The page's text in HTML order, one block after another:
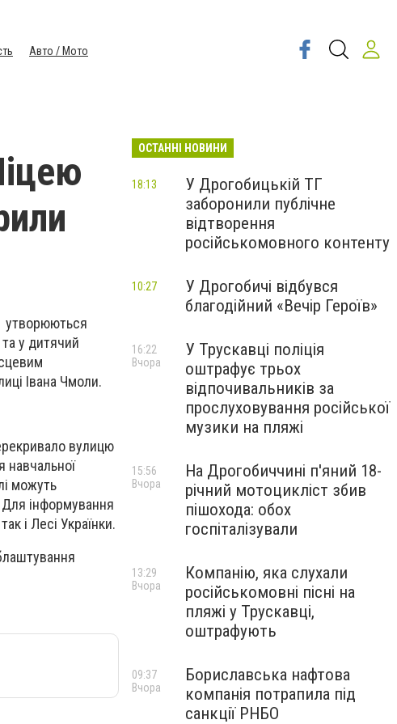
Авто / Мото
утворюються
у дитячий
Івана Чмоли.
вулицю
навчальної
можуть
Для інформування
і Лесі Українки.
ОСТАННІ НОВИНИ
У Дрогобицькій ТГ
заборонили публічне
відтворення
російськомовного контенту
18:13
У Дрогобичі відбувся
благодійний «Вечір Героїв»
10:27
У Трускавці поліція
оштрафує трьох
відпочивальників за
прослуховування російської
музики на пляжі
16:22
Вчора
На Дрогобиччині п'яний 18-
річний мотоцикліст збив
пішохода: обох
госпіталізували
15:56
Вчора
Компанію, яка слухали
російськомовні пісні на
пляжі у Трускавці,
оштрафують
13:29
Вчора
Бориславська нафтова
компанія потрапила під
санкції РНБО
09:37
Вчора